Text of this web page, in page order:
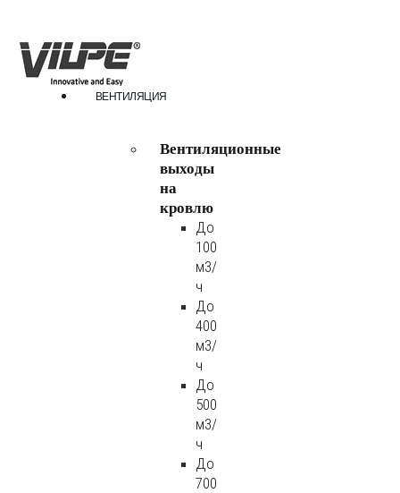
ВЕНТИЛЯЦИЯ
Вентиляционные
выходы
на
кровлю
До
100
м3/
ч
До
400
м3/
ч
До
500
м3/
ч
До
700